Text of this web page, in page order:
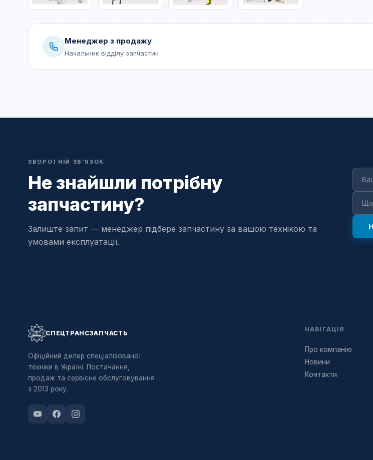
Менеджер з продажу
Начальник відділу запчастин
ЗВОРОТНІЙ ЗВ'ЯЗОК
Не знайшли потрібну
запчастину?
Залиште запит — менеджер підбере запчастину за вашою технікою та
умовами експлуатації.
СПЕЦТРАНСЗАПЧАСТЬ
Офіційний дилер спеціалізованої
техніки в Україні. Постачання,
продаж та сервісне обслуговування
з 2013 року.
НАВІГАЦІЯ
Про компанію
Новини
Контакти